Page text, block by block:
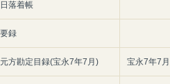
落着帳
録
方勘定目録(宝永7年7月) 宝永7年7月